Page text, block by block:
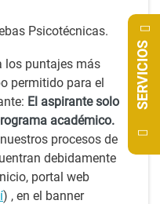
Psicotécnicas.
los puntajes más
permitido para el
El aspirante solo
académico.
procesos de
debidamente
portal web
) , en el banner
SERVICIOS